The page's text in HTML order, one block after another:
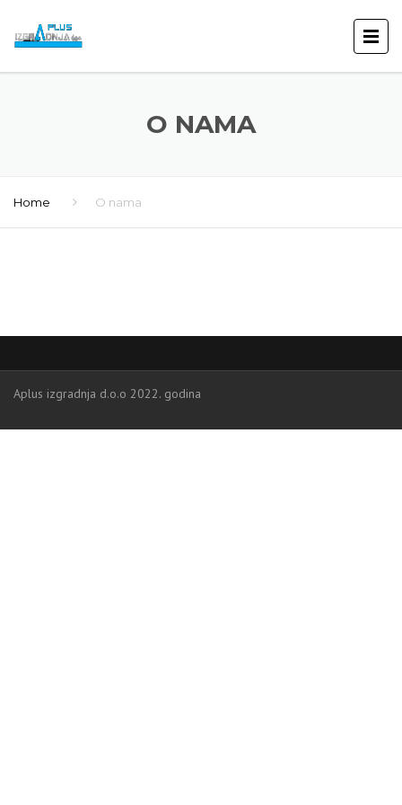
O NAMA
Home O nama
Aplus izgradnja d.o.o 2022. godina